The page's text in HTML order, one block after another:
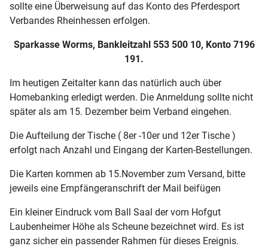
sollte eine Überweisung auf das Konto des Pferdesport
Verbandes Rheinhessen erfolgen.
Sparkasse Worms, Bankleitzahl 553 500 10, Konto 7196
191.
Im heutigen Zeitalter kann das natürlich auch über
Homebanking erledigt werden. Die Anmeldung sollte nicht
später als am 15. Dezember beim Verband eingehen.
Die Aufteilung der Tische ( 8er -10er und 12er Tische )
erfolgt nach Anzahl und Eingang der Karten-Bestellungen.
Die Karten kommen ab 15.November zum Versand, bitte
jeweils eine Empfängeranschrift der Mail beifügen
Ein kleiner Eindruck vom Ball Saal der vom Hofgut
Laubenheimer Höhe als Scheune bezeichnet wird. Es ist
ganz sicher ein passender Rahmen für dieses Ereignis.